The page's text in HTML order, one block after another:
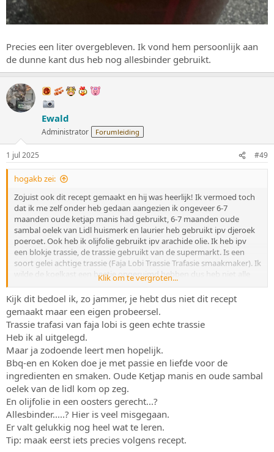
Precies een liter overgebleven. Ik vond hem persoonlijk aan
de dunne kant dus heb nog allesbinder gebruikt.
Ewald
Administrator Forumleiding
1 jul 2025 #49
hogakb zei:
Zojuist ook dit recept gemaakt en hij was heerlijk! Ik vermoed toch
dat ik me zelf onder heb gedaan aangezien ik ongeveer 6-7
maanden oude ketjap manis had gebruikt, 6-7 maanden oude
sambal oelek van Lidl huismerk en laurier heb gebruikt ipv djeroek
poeroet. Ook heb ik olijfolie gebruikt ipv arachide olie. Ik heb ipv
een blokje trassie, de trassie gebruikt van de supermarkt. Is een
soort gelei achtige trassie (Faja Lobi Trassie Trafasie smaakmaker). Ik
wilde de koelkast een beetje opgeruimd hebben dus heb niet alle
juiste ingrediënten gebruikt.
Bekijk bijlage 77987
Bekijk bijlage 77989
Precies een liter overgebleven. Ik vond hem persoonlijk aan de
dunne kant dus heb nog allesbinder gebruikt.
Klik om te vergroten...
Kijk dit bedoel ik, zo jammer, je hebt dus niet dit recept
gemaakt maar een eigen probeersel.
Trassie trafasi van faja lobi is geen echte trassie
Heb ik al uitgelegd.
Maar ja zodoende leert men hopelijk.
Bbq-en en Koken doe je met passie en liefde voor de
ingredienten en smaken. Oude Ketjap manis en oude sambal
oelek van de lidl kom op zeg.
En olijfolie in een oosters gerecht...?
Allesbinder.....? Hier is veel misgegaan.
Er valt gelukkig nog heel wat te leren.
Tip: maak eerst iets precies volgens recept.